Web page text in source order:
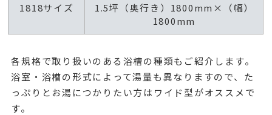
1818サイズ
1.5坪（奥行き）1800mm×（幅）
1800mm
各規格で取り扱いのある浴槽の種類もご紹介します。
浴室・浴槽の形式によって湯量も異なりますので、た
っぷりとお湯につかりたい方はワイド型がオススメで
す。